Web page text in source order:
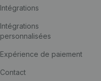
Intégrations
Intégrations
personnalisées
Expérience de paiement
Contact